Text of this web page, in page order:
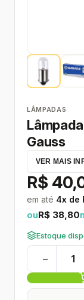
LÂMPADAS
Gauss
VER MAIS
R$
em até 4x de
ouR$ 38,80
Estoque
−